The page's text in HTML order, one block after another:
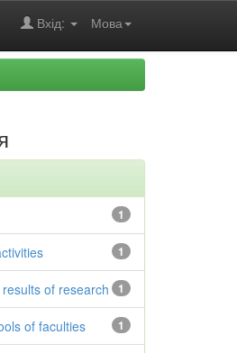
Мова
Вхід:
1
1
1
of research
1
of faculties